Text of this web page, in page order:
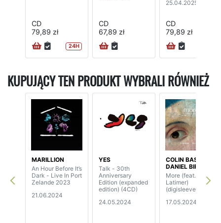
CD
79,89 zł
24H
CD
67,89 zł
25.04.2025
CD
79,89 zł
KUPUJĄCY TEN PRODUKT WYBRALI RÓWNIEŻ
MARILLION
An Hour Before It’s
Dark - Live In Port
Zelande 2023
21.06.2024
YES
Talk - 30th
Anniversary
Edition (expanded
edition) (4CD)
24.05.2024
COLIN BASS /
DANIEL BIRO
More (feat. Andy
Latimer)
(digisleeve)
17.05.2024